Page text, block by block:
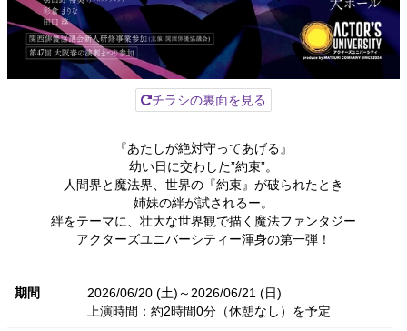
チラシの裏面を見る
『あたしが絶対守ってあげる』
幼い日に交わした”約束”。
人間界と魔法界、世界の『約束』が破られたとき
姉妹の絆が試されるー。
絆をテーマに、壮大な世界観で描く魔法ファンタジー
アクターズユニバーシティー渾身の第一弾！
期間
2026/06/20 (土)～2026/06/21 (日)
上演時間：約2時間0分（休憩なし）を予定